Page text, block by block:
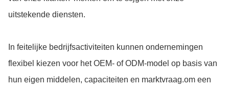
uitstekende diensten.
In feitelijke bedrijfsactiviteiten kunnen ondernemingen
flexibel kiezen voor het OEM- of ODM-model op basis van
hun eigen middelen, capaciteiten en marktvraag.om een